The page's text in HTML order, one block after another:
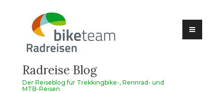
springen
Radreise Blog
Der Reiseblog für Trekkingbike-, Rennrad- und
MTB-Reisen